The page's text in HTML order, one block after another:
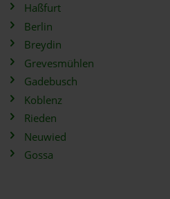
Haßfurt
Berlin
Breydin
Grevesmühlen
Gadebusch
Koblenz
Rieden
Neuwied
Gossa